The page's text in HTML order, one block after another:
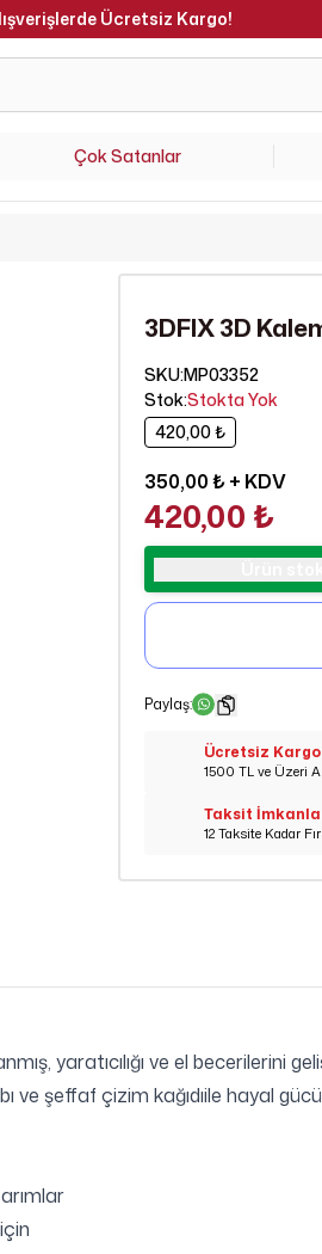
Ücretsiz Kargo!
Çok Satanlar
3DFIX 3D
SKU:MP03352
Stok:Stokta Yok
420,00 ₺
350,00 ₺+ KDV
420,00 ₺
Paylaş:
Ücretsiz Kargo
1500 TL ve Üzeri
Taksit
12 Taksite Kadar
yaratıcılığı ve el becerilerini
şeffaf çizim kağıdıile hayal